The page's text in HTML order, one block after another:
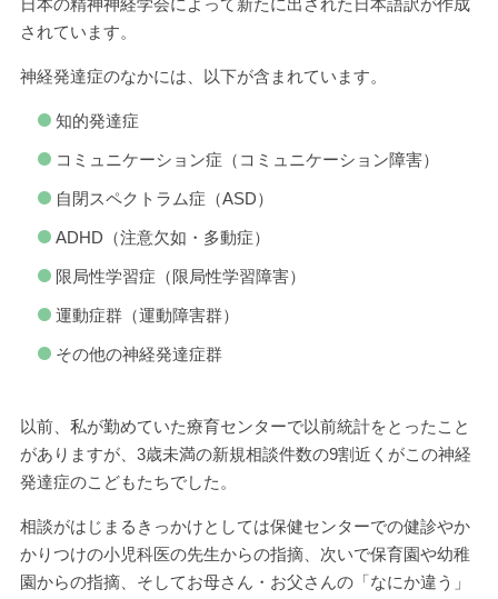
日本の精神神経学会によって新たに出された日本語訳が作成
されています。
神経発達症のなかには、以下が含まれています。
知的発達症
コミュニケーション症（コミュニケーション障害）
自閉スペクトラム症（ASD）
ADHD（注意欠如・多動症）
限局性学習症（限局性学習障害）
運動症群（運動障害群）
その他の神経発達症群
以前、私が勤めていた療育センターで以前統計をとったこと
がありますが、3歳未満の新規相談件数の9割近くがこの神経
発達症のこどもたちでした。
相談がはじまるきっかけとしては保健センターでの健診やか
かりつけの小児科医の先生からの指摘、次いで保育園や幼稚
園からの指摘、そしてお母さん・お父さんの「なにか違う」